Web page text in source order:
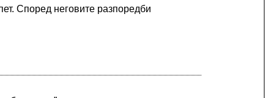
Според неговите разпоредби